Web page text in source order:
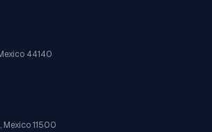
44140
Mexico 11500